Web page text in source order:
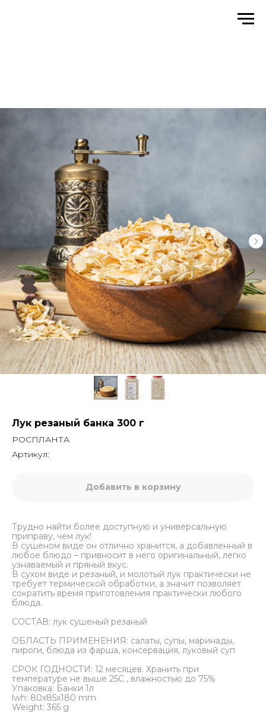
Лук резаный банка 300 г
РОСПЛАНТА
Артикул:
Добавить в корзину
Трудно найти более доступную и универсальную
приправу, чем лук!
В сушеном виде он отлично хранится, а добавленный в
любое блюдо – привносит в него оригинальный, легко
узнаваемый и пряный вкус.
В сухом виде и резаный, и молотый лук практически не
требует термической обработки, а значит позволяет
сократить время приготовления практически любого
блюда.
СОСТАВ: лук сушеный резаный
ОБЛАСТЬ ПРИМЕНЕНИЯ: салаты, супы, маринады,
пироги, блюда из фарша, консервация, луковый суп
СРОК ГОДНОСТИ: 12 месяцев. Хранить при
температуре не выше 25С , влажностью до 75%
Упаковка: Банки 1л
lwh: 80x85x180 mm
Weight: 365 g